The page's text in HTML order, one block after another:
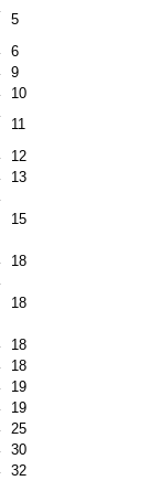
5
6
9
10
11
12
13
15
18
18
18
18
19
19
25
30
32